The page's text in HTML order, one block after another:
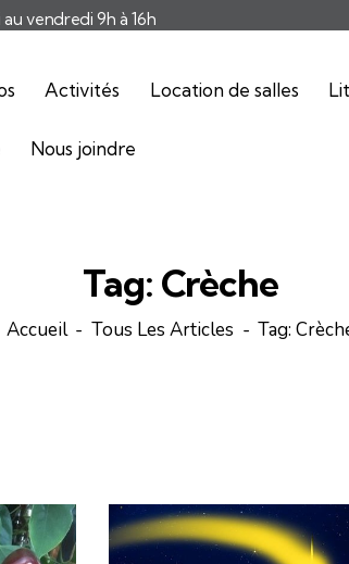
au vendredi 9h à 16h
Activités Location de salles
Nous joindre
Tag: Crèche
Accueil Tous Les Articles Tag: